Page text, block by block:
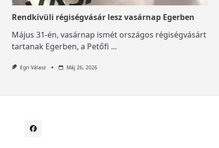
Rendkívüli régiségvásár lesz vasárnap Egerben
Május 31-én, vasárnap ismét országos régiségvásárt
tartanak Egerben, a Petőfi ...
Egri Válasz Máj 26, 2026